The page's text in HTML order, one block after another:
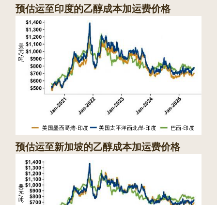
预估运至印度的乙醇成本加运费价格
预估运至新加坡的乙醇成本加运费价格